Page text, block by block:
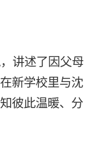
讲述了因父母
新学校里与沈
彼此温暖、分